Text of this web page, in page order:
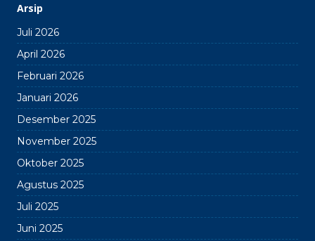
Arsip
Juli 2026
April 2026
Februari 2026
Januari 2026
Desember 2025
November 2025
Oktober 2025
Agustus 2025
Juli 2025
Juni 2025